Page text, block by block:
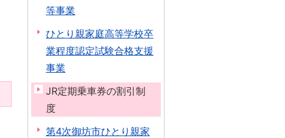
等事業
ひとり親家庭高等学校卒
業程度認定試験合格支援
事業
JR定期乗車券の割引制
度
第4次御坊市ひとり親家